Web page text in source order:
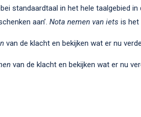
standaardtaal in het hele taalgebied
aan’. Nota nemen van iets is het
van de klacht en bekijken wat er nu
van de klacht en bekijken wat er nu